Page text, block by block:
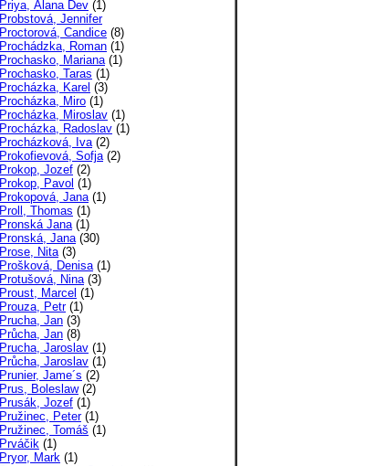
Priya, Alana Dev (1)
Probstová, Jennifer
Proctorová, Candice (8)
Prochádzka, Roman (1)
Prochasko, Mariana(1)
Prochasko, Taras (1)
Procházka, Karel (3)
Procházka, Miro (1)
Procházka, Miroslav (1)
Procházka, Radoslav (1)
Procházková, Iva(2)
Prokofievová, Sofja(2)
Prokop, Jozef (2)
Prokop, Pavol (1)
Prokopová, Jana(1)
Proll, Thomas (1)
Pronská Jana(1)
Pronská, Jana(30)
Prose, Nita(3)
Prošková, Denisa(1)
Protušová, Nina(3)
Proust, Marcel (1)
Prouza, Petr(1)
Prucha, Jan (3)
Průcha, Jan (8)
Prucha, Jaroslav (1)
Průcha, Jaroslav (1)
Prunier, Jame´s (2)
Prus, Boleslaw(2)
Prusák, Jozef (1)
Pružinec, Peter(1)
Pružinec, Tomáš (1)
Prváčik (1)
Pryor, Mark (1)